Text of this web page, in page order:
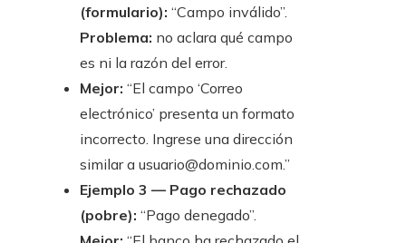
(formulario): “Campo inválido”.
Problema: no aclara qué campo
es ni la razón del error.
Mejor: “El campo ‘Correo
electrónico’ presenta un formato
incorrecto. Ingrese una dirección
similar a usuario@dominio.com.”
Ejemplo 3 — Pago rechazado
(pobre): “Pago denegado”.